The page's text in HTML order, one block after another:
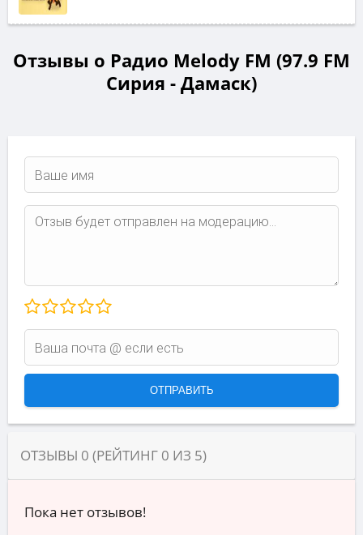
Отзывы о Радио Melody FM (97.9 FM
Сирия - Дамаск)
ОТЗЫВЫ 0 (РЕЙТИНГ 0 ИЗ 5)
Пока нет отзывов!